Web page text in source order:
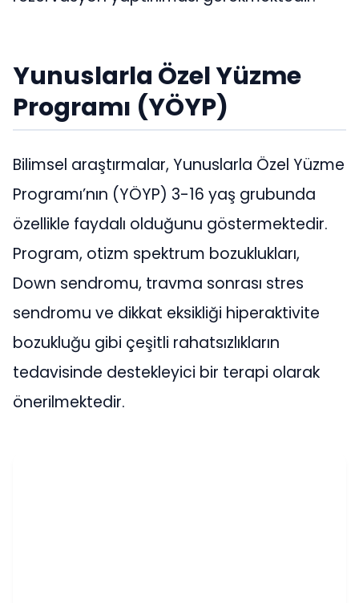
Yunuslarla Özel Yüzme
Programı (YÖYP)
Bilimsel araştırmalar, Yunuslarla Özel Yüzme
Programı’nın (YÖYP) 3-16 yaş grubunda
özellikle faydalı olduğunu göstermektedir.
Program, otizm spektrum bozuklukları,
Down sendromu, travma sonrası stres
sendromu ve dikkat eksikliği hiperaktivite
bozukluğu gibi çeşitli rahatsızlıkların
tedavisinde destekleyici bir terapi olarak
önerilmektedir.